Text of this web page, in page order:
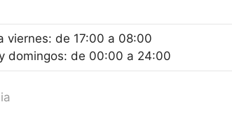
viernes: de 17:00 a 08:00
domingos: de 00:00 a 24:00